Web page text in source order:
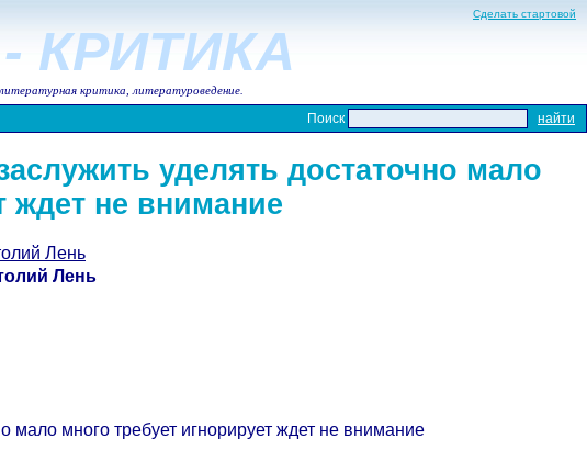
Сделать стартовой
- КРИТИКА
критика, литературоведение.
Поиск
уделять достаточно мало
ждет не внимание
Лень
Лень
мало много требует игнорирует ждет не внимание